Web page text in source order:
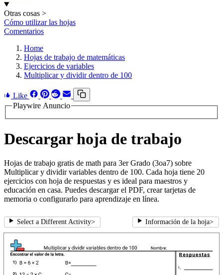
Otras cosas >
Cómo utilizar las hojas
Comentarios
Home
Hojas de trabajo de matemáticas
Ejercicios de variables
Multiplicar y dividir dentro de 100
Like
Playwire Anuncio
Descargar hoja de trabajo
Hojas de trabajo gratis de math para 3er Grado (3oa7) sobre
Multiplicar y dividir variables dentro de 100. Cada hoja tiene 20
ejercicios con hoja de respuestas y es ideal para maestros y
educación en casa. Puedes descargar el PDF, crear tarjetas de
memoria o configurarlo para aprendizaje en línea.
Select a Different Activity> Información de la hoja>